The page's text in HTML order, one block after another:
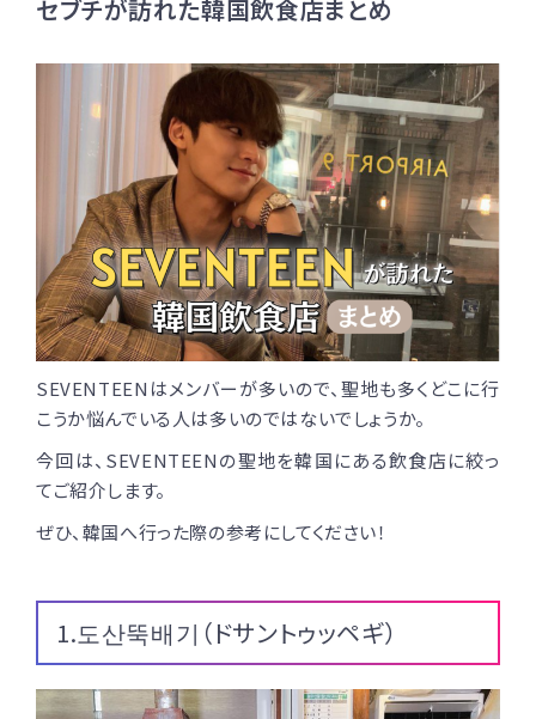
セブチが訪れた韓国飲食店まとめ
SEVENTEENはメンバーが多いので、聖地も多くどこに行
こうか悩んでいる人は多いのではないでしょうか。
今回は、SEVENTEENの聖地を韓国にある飲食店に絞っ
てご紹介します。
ぜひ、韓国へ行った際の参考にしてください！
1.도산뚝배기（ドサントゥッペギ）